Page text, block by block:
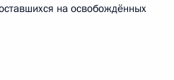
на освобождённых